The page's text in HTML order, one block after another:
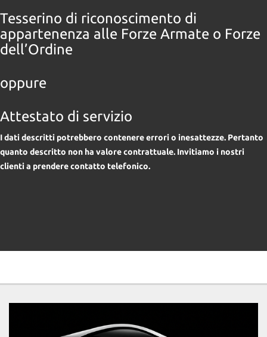
Tesserino di riconoscimento di
appartenenza alle Forze Armate o Forze
dell’Ordine
oppure
Attestato di servizio
I dati descritti potrebbero contenere errori o inesattezze. Pertanto
quanto descritto non ha valore contrattuale. Invitiamo i nostri
clienti a prendere contatto telefonico.